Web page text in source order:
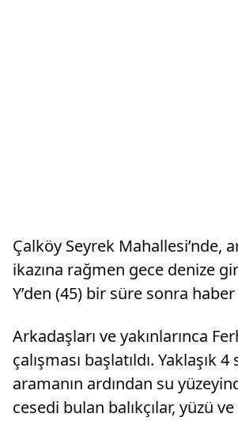
Çalköy Seyrek Mahallesi’nde,
ikazına rağmen gece denize
Y’den (45) bir süre sonra haber
Arkadaşları ve yakınlarınca
çalışması başlatıldı. Yaklaşık
aramanın ardından su
cesedi bulan balıkçılar, yüzü